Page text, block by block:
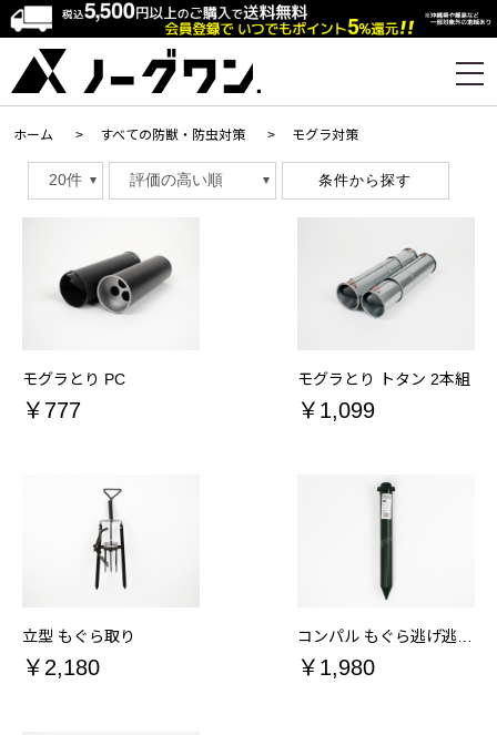
ホーム > すべての防獣・防虫対策 > モグラ対策
条件から探す
モグラとり PC
￥777
モグラとり トタン 2本組
￥1,099
立型 もぐら取り
￥2,180 ￥1,980